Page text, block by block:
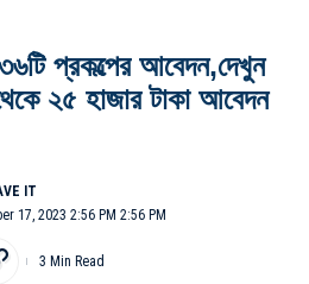
প্রকল্পের আবেদন,দেখুন
২৫ হাজার টাকা আবেদন
17, 2023 2:56 PM 2:56 PM
3 Min Read